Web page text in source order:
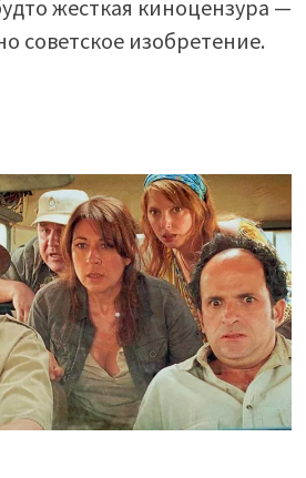
жесткая киноцензура —
советское изобретение.